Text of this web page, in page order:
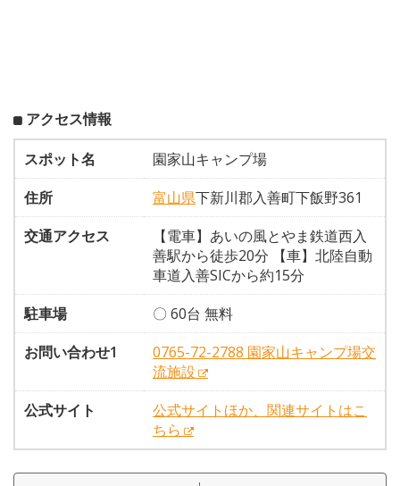
アクセス情報
スポット名
園家山キャンプ場
住所
富山県下新川郡入善町下飯野361
交通アクセス
【電車】あいの風とやま鉄道西入
善駅から徒歩20分 【車】北陸自動
車道入善SICから約15分
駐車場
〇 60台 無料
お問い合わせ1
0765-72-2788 園家山キャンプ場交
流施設
公式サイト
公式サイトほか、関連サイトはこ
ちら